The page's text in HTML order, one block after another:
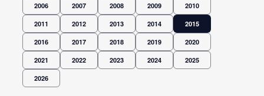
2006 2007 2008 2009 2010
2011 2012 2013 2014 2015
2016 2017 2018 2019 2020
2021 2022 2023 2024 2025
2026